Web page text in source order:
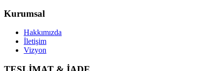
Kurumsal
Hakkımızda
İletişim
Vizyon